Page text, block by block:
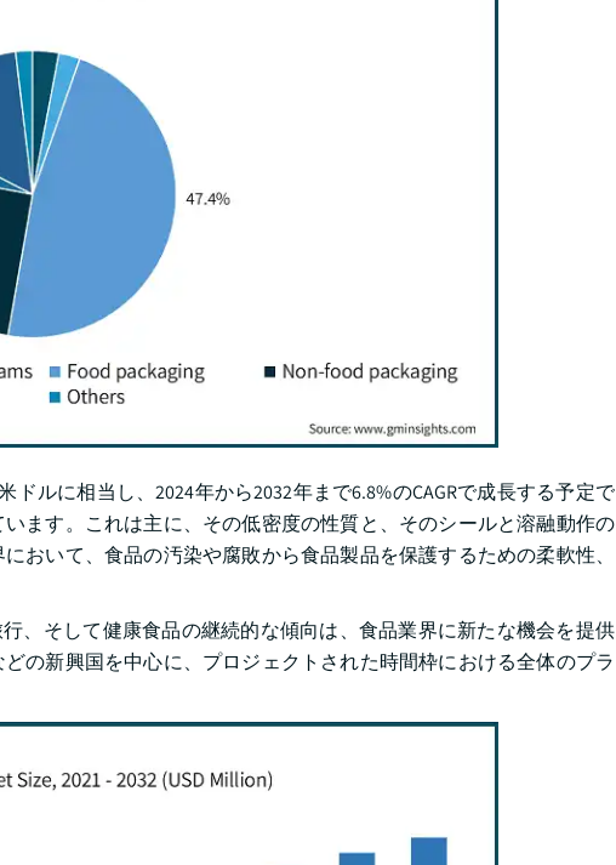
ルに相当し、2024年から2032年まで6.8%のCAGRで成長する予定で
ます。これは主に、その低密度の性質と、そのシールと溶融動作の
おいて、食品の汚染や腐敗から食品製品を保護するための柔軟性、
、そして健康食品の継続的な傾向は、食品業界に新たな機会を提供
の新興国を中心に、プロジェクトされた時間枠における全体のプラ